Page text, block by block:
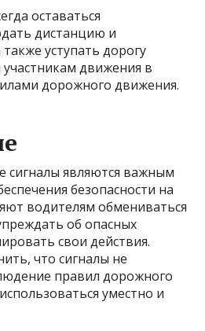
оставаться
дистанцию и
уступать дорогу
движения в
дорожного движения.
сигналы являются важным
безопасности на
водителям обмениваться
об опасных
свои действия.
что сигналы не
правил дорожного
уместно и